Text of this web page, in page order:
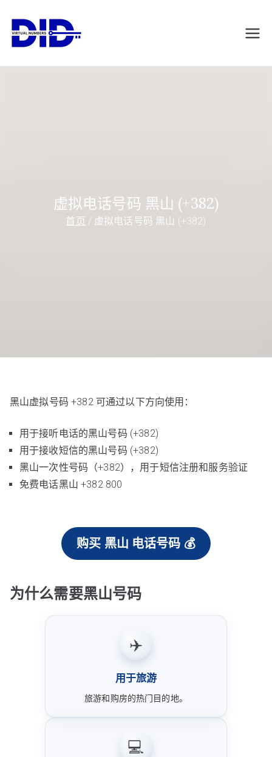
DIDVirtualNumb
虚拟电话号码 黑山 (+382)
首页 虚拟电话号码 黑山 (+382)
黑山虚拟号码 +382 可通过以下方向使用：
用于接听电话的黑山号码 (+382)
用于接收短信的黑山号码 (+382)
黑山一次性号码（+382），用于短信注册和服务验证
免费电话黑山 +382 800
购买 黑山 电话号码 💰
为什么需要黑山号码
✈️
用于旅游
旅游和购房的热门目的地。
💻